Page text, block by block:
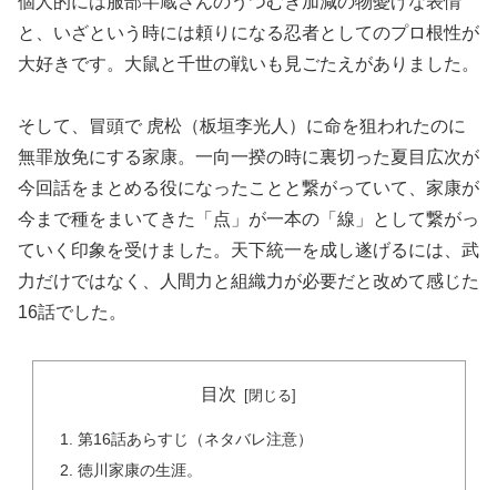
と、いざという時には頼りになる忍者としてのプロ根性が
大好きです。大鼠と千世の戦いも見ごたえがありました。
そして、冒頭で 虎松（板垣李光人）に命を狙われたのに
無罪放免にする家康。一向一揆の時に裏切った夏目広次が
今回話をまとめる役になったことと繋がっていて、家康が
今まで種をまいてきた「点」が一本の「線」として繋がっ
ていく印象を受けました。天下統一を成し遂げるには、武
力だけではなく、人間力と組織力が必要だと改めて感じた
16話でした。
目次
第16話あらすじ（ネタバレ注意）
徳川家康の生涯。